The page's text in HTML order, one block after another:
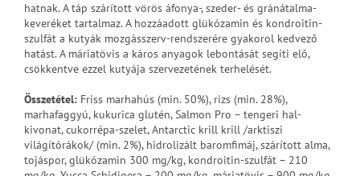
hatnak. A táp szárított vörös áfonya-, szeder- és gránátalma-
keveréket tartalmaz. A hozzáadott glükózamin és kondroitin-
szulfát a kutyák mozgásszerv-rendszerére gyakorol kedvező
hatást. A máriatövis a káros anyagok lebontását segíti elő,
csökkentve ezzel kutyája szervezetének terhelését.
Összetétel: Friss marhahús (min. 50%), rizs (min. 28%),
marhafaggyú, kukurica glutén, Salmon Pro – tengeri hal-
kivonat, cukorrépa-szelet, Antarctic krill krill /arktiszi
világítórákok/ (min. 2%), hidrolizált baromfimáj, szárított alma,
tojáspor, glükózamin 300 mg/kg, kondroitin-szulfát – 210